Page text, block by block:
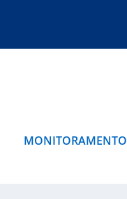
MONITORAMENTO